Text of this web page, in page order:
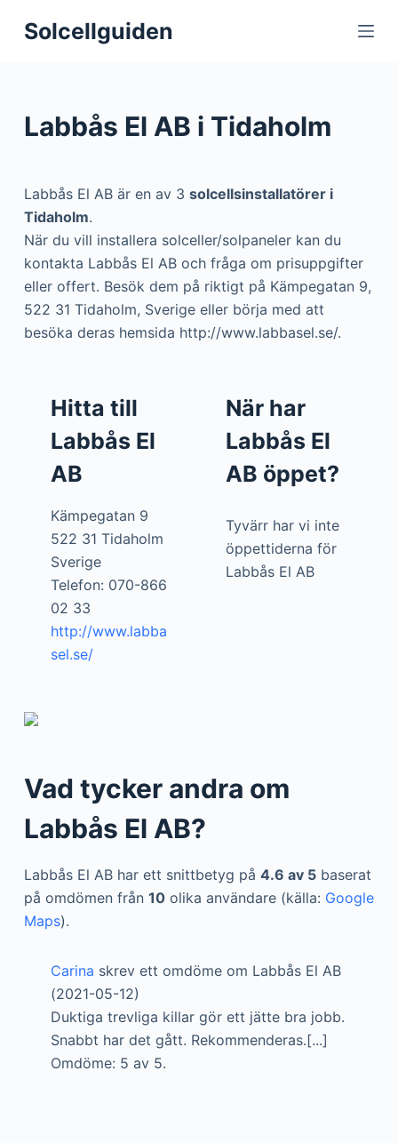
S
o
Solcellguiden
Labbås El AB i Tidaholm
Labbås El AB är en av 3 solcellsinstallatörer i
Tidaholm.
När du vill installera solceller/solpaneler kan du
kontakta Labbås El AB och fråga om prisuppgifter
eller offert. Besök dem på riktigt på Kämpegatan 9,
522 31 Tidaholm, Sverige eller börja med att
besöka deras hemsida http://www.labbasel.se/.
Hitta till
Labbås El
AB
Kämpegatan 9
522 31 Tidaholm
Sverige
Telefon: 070-866
02 33
http://www.labba
sel.se/
När har
Labbås El
AB öppet?
Tyvärr har vi inte
öppettiderna för
Labbås El AB
Vad tycker andra om
Labbås El AB?
Labbås El AB har ett snittbetyg på 4.6 av 5baserat
på omdömen från 10olika användare (källa: Google
Maps).
Carina skrev ett omdöme om Labbås El AB
(2021-05-12)
Duktiga trevliga killar gör ett jätte bra jobb.
Snabbt har det gått. Rekommenderas.[...]
Omdöme: 5 av 5.